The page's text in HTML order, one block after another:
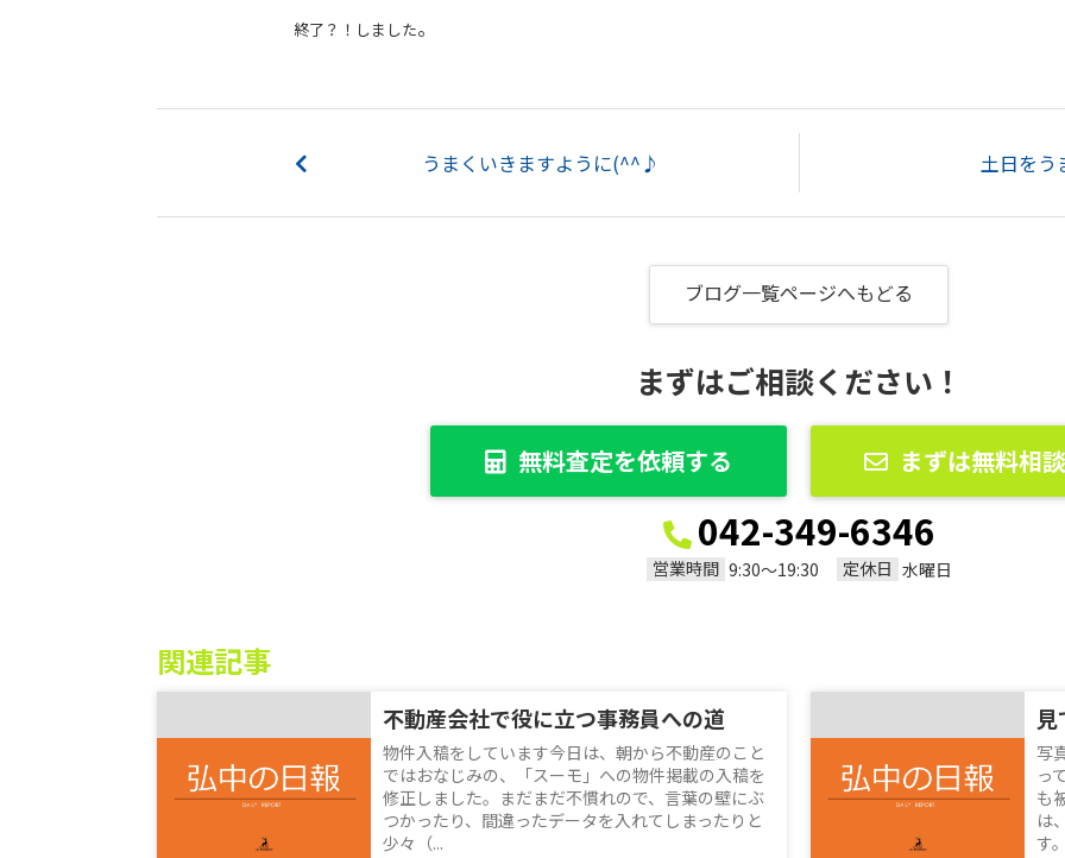
終了？！しました。
うまくいきますように(^^♪ 土日をう
ブログ一覧ページへもどる
まずはご相談ください！
無料査定を依頼する まずは無料相
042-349-6346
営業時間 9:30〜19:30 定休日 水曜日
関連記事
不動産会社で役に立つ事務員への道
物件入稿をしています今日は、朝から不動産のこと
ではおなじみの、「スーモ」への物件掲載の入稿を
修正しました。まだまだ不慣れので、言葉の壁にぶ
つかったり、間違ったデータを入れてしまったりと
少々（...
写
っ
も
は
す